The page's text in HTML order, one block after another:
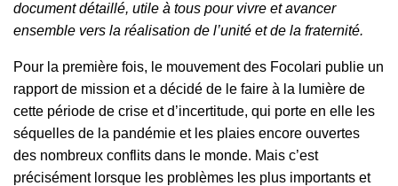
document détaillé, utile à tous pour vivre et avancer
ensemble vers la réalisation de l’unité et de la fraternité.
Pour la première fois, le mouvement des Focolari publie un
rapport de mission et a décidé de le faire à la lumière de
cette période de crise et d’incertitude, qui porte en elle les
séquelles de la pandémie et les plaies encore ouvertes
des nombreux conflits dans le monde. Mais c’est
précisément lorsque les problèmes les plus importants et